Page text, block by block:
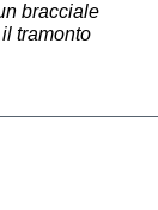
bracciale
tramonto